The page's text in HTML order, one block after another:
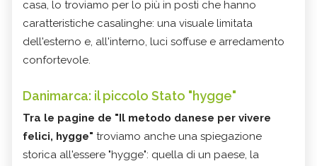
casa, lo troviamo per lo più in posti che hanno
caratteristiche casalinghe: una visuale limitata
dell'esterno e, all'interno, luci soffuse e arredamento
confortevole.
Danimarca: il piccolo Stato "hygge"
Tra le pagine de "Il metodo danese per vivere
felici, hygge" troviamo anche una spiegazione
storica all'essere "hygge": quella di un paese, la